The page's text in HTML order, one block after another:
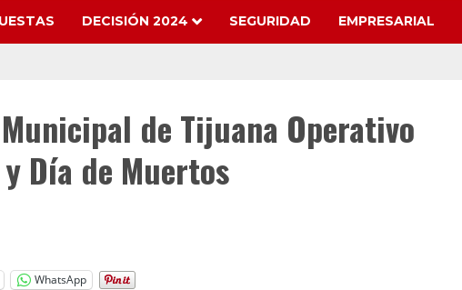
DECISIÓN 2024 SEGURIDAD EMPRESARIAL
de Tijuana Operativo
Día de Muertos
WhatsApp